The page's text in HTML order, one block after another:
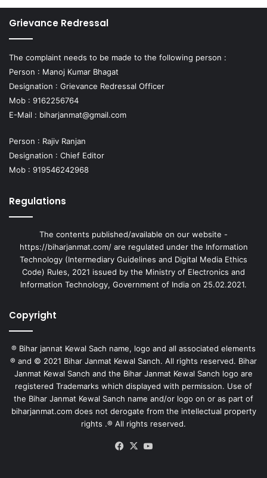
Grievance Redressal
The complaint needs to be made to the following person :
Person : Manoj Kumar Bhagat
Designation : Grievance Redressal Officer
Mob : 9162256764
E-Mail : biharjanmat@gmail.com
Person : Rajiv Ranjan
Designation : Chief Editor
Mob : 919546242968
Regulations
The contents published/available on our website -
https://biharjanmat.com/ are regulated under the Information
Technology (Intermediary Guidelines and Digital Media Ethics
Code) Rules, 2021 issued by the Ministry of Electronics and
Information Technology, Government of India on 25.02.2021.
Copyright
® Bihar jannat Kewal Sach name, logo and all associated elements
® and © 2021 Bihar Janmat Kewal Sanch. All rights reserved. Bihar
Janmat Kewal Sanch and the Bihar Janmat Kewal Sanch logo are
registered Trademarks which displayed with permission. Use of
the Bihar Janmat Kewal Sanch name and/or logo on or as part of
biharjanmat.com does not derogate from the intellectual property
rights .® All rights reserved.
Facebook
X